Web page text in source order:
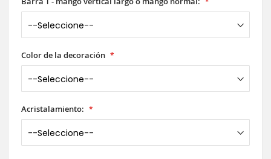
Color de la decoración
Acristalamiento: